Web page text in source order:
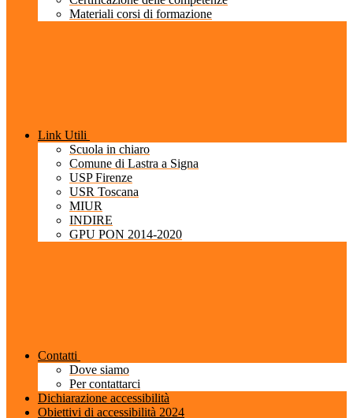
Materiali corsi di formazione
Link Utili
Scuola in chiaro
Comune di Lastra a Signa
USP Firenze
USR Toscana
MIUR
INDIRE
GPU PON 2014-2020
Contatti
Dove siamo
Per contattarci
Dichiarazione accessibilità
Obiettivi di accessibilità 2024